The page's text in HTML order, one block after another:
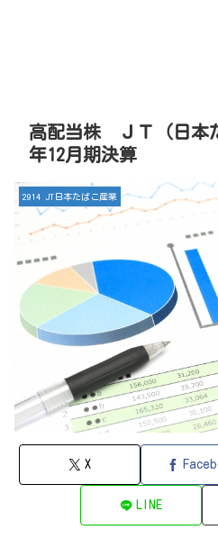
高配当株 ＪＴ（日本
年12月期決算
2914 JT日本たばこ産業
X
LINE